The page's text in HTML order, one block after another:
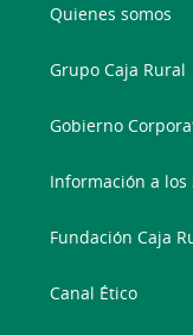
Quienes somos
Grupo Caja Rural
Gobierno
Información a los
Fundación Caja
Canal Ético